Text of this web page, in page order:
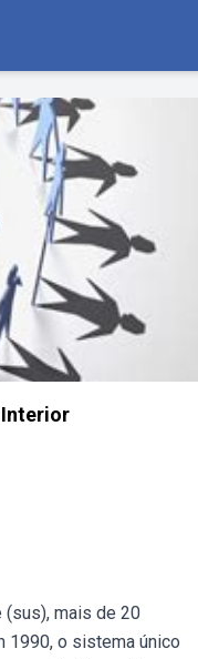
mais de 20
1990, o sistema único